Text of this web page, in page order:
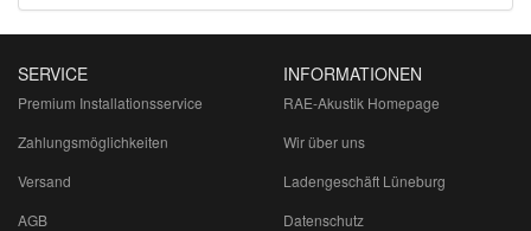
SERVICE
Premium Installationsservice
Zahlungsmöglichkeiten
Versand
AGB
INFORMATIONEN
RAE-Akustik Homepage
Wir über uns
Ladengeschäft Lüneburg
Datenschutz